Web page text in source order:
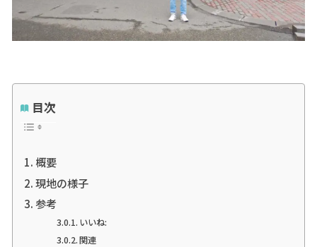
目次
概要
現地の様子
参考
いいね:
関連